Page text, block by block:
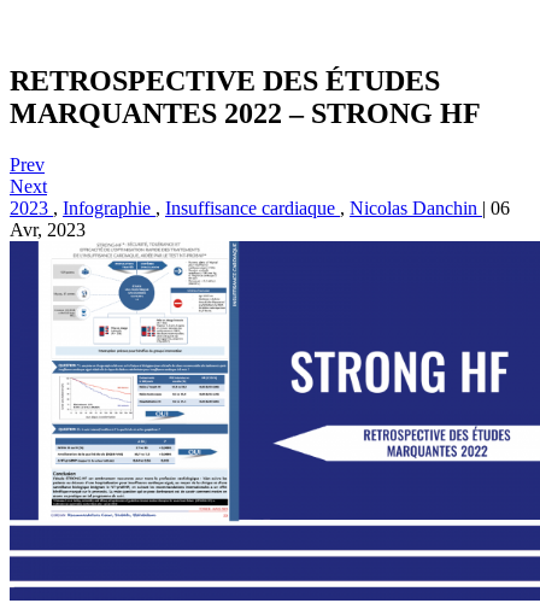
RETROSPECTIVE DES ÉTUDES
MARQUANTES 2022 – STRONG HF
Prev
Next
2023 , Infographie , Insuffisance cardiaque , Nicolas Danchin | 06
Avr, 2023